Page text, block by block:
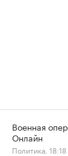
Военная
Онлайн
Политика, 18:18